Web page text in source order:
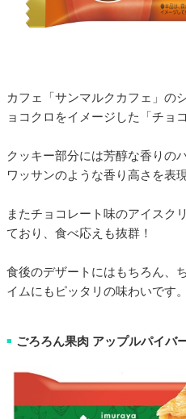
カフェ「サンマルクカフェ」の
ョコクロをイメージした「チョ
クッキー部分には芳醇な香りの
ワッサンのような香り高さを表
またチョコレート味のアイスク
ており、食べ応えも抜群！
食後のデザートにはもちろん、
イムにもピッタリの味わいです。
■ ごろろん果肉 アップルパイバ